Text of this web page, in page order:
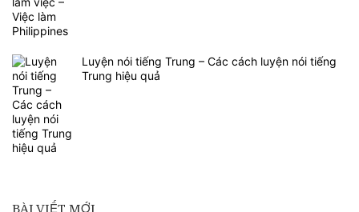
Luyện nói tiếng Trung – Các cách luyện nói tiếng
Trung hiệu quả
BÀI VIẾT MỚI